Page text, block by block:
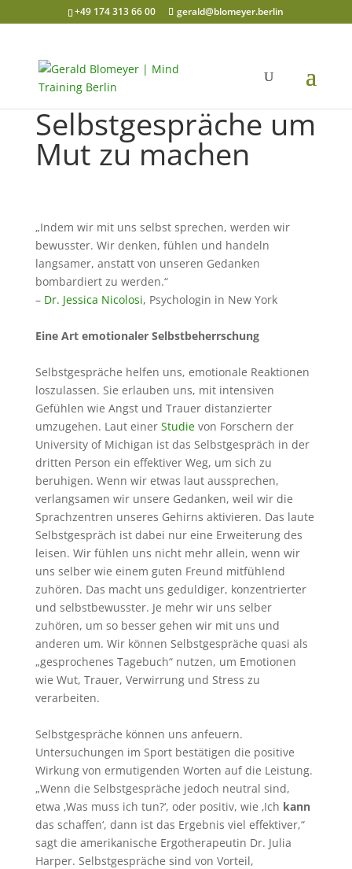
+49 174 313 66 00 gerald@blomeyer.berlin
Selbstgespräche um
Mut zu machen
„Indem wir mit uns selbst sprechen, werden wir
bewusster. Wir denken, fühlen und handeln
langsamer, anstatt von unseren Gedanken
bombardiert zu werden.“
– Dr. Jessica Nicolosi, Psychologin in New York
Eine Art emotionaler Selbstbeherrschung
Selbstgespräche helfen uns, emotionale Reaktionen
loszulassen. Sie erlauben uns, mit intensiven
Gefühlen wie Angst und Trauer distanzierter
umzugehen. Laut einer Studievon Forschern der
University of Michigan ist das Selbstgespräch in der
dritten Person ein effektiver Weg, um sich zu
beruhigen. Wenn wir etwas laut aussprechen,
verlangsamen wir unsere Gedanken, weil wir die
Sprachzentren unseres Gehirns aktivieren. Das laute
Selbstgespräch ist dabei nur eine Erweiterung des
leisen. Wir fühlen uns nicht mehr allein, wenn wir
uns selber wie einem guten Freund mitfühlend
zuhören. Das macht uns geduldiger, konzentrierter
und selbstbewusster. Je mehr wir uns selber
zuhören, um so besser gehen wir mit uns und
anderen um. Wir können Selbstgespräche quasi als
„gesprochenes Tagebuch“ nutzen, um Emotionen
wie Wut, Trauer, Verwirrung und Stress zu
verarbeiten.
Selbstgespräche können uns anfeuern.
Untersuchungen im Sport bestätigen die positive
Wirkung von ermutigenden Worten auf die Leistung.
„Wenn die Selbstgespräche jedoch neutral sind,
etwa ‚Was muss ich tun?‘, oder positiv, wie ‚Ich kann
das schaffen‘, dann ist das Ergebnis viel effektiver,“
sagt die amerikanische Ergotherapeutin Dr. Julia
Harper. Selbstgespräche sind von Vorteil,